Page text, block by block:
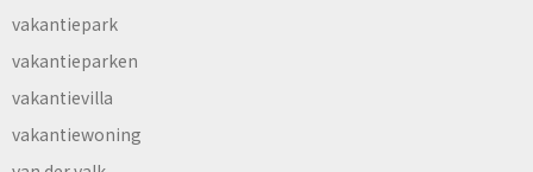
vakantiepark
vakantieparken
vakantievilla
vakantiewoning